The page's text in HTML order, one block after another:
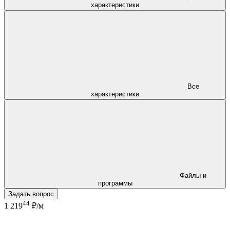
характеристики
характеристики
программы
Задать вопрос
1 21944 ₽/м